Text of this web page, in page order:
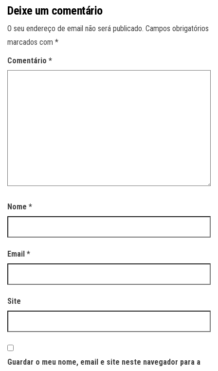
Deixe um comentário
O seu endereço de email não será publicado. Campos obrigatórios
marcados com *
Comentário *
Nome *
Email *
Site
Guardar o meu nome, email e site neste navegador para a